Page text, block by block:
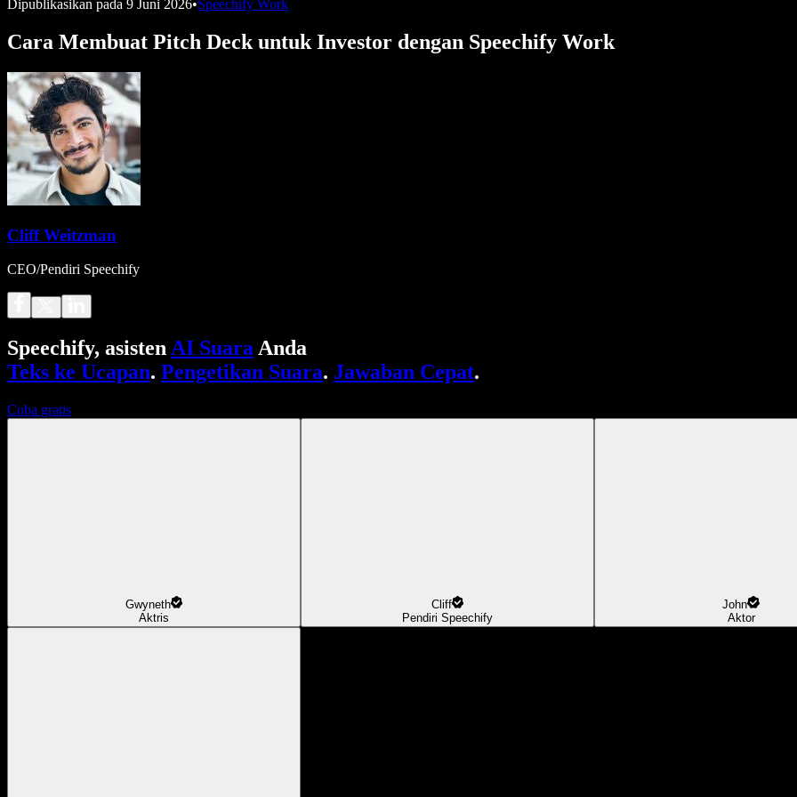
Dipublikasikan pada 9 Juni 2026•Speechify Work
Cara Membuat Pitch Deck untuk Investor dengan Speechify Work
Cliff Weitzman
CEO/Pendiri Speechify
Speechify, asisten AI Suara Anda
Teks ke Ucapan. Pengetikan Suara. Jawaban Cepat.
Coba gratis
Gwyneth
Aktris
Cliff
Pendiri Speechify
John
Aktor